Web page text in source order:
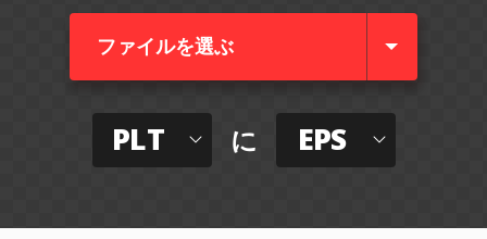
ファイルを選ぶ
PLT に EPS